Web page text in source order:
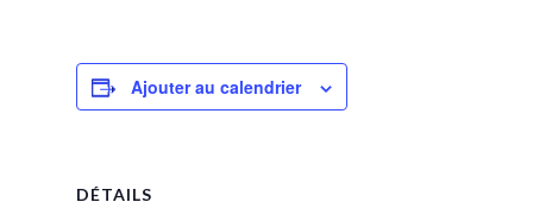
Ajouter au calendrier
DÉTAILS